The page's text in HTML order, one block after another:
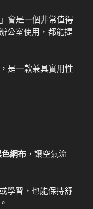
會是一個非常值得
公室使用，都能提
是一款兼具實用性
網布 ，讓空氣流
學習，也能保持舒